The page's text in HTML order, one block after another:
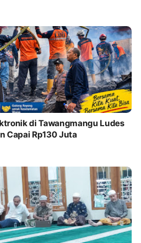
di Tawangmangu Ludes
Capai Rp130 Juta